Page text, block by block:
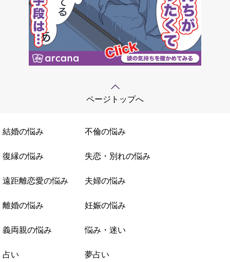
ページトップへ
結婚の悩み 不倫の悩み
復縁の悩み 失恋・別れの悩み
遠距離恋愛の悩み 夫婦の悩み
離婚の悩み 妊娠の悩み
義両親の悩み 悩み・迷い
占い 夢占い